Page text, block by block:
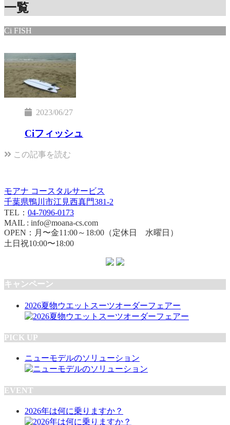
一覧
Ci FISH
2023/06/27
Ciフィッシュ
この記事を読む
モアナ コースタルサービス
千葉県鴨川市江見西真門381-2
TEL： 04-7096-0173
MAIL : info@moana-cs.com
OPEN：月〜金11:00～18:00（定休日 水曜日）
土日祝10:00〜18:00
キャンペーン
2026夏物ウエットスーツオーダーフェアー
PICK UP
ニューモデルのソリューション
EVENT
2026年は何に乗りますか？